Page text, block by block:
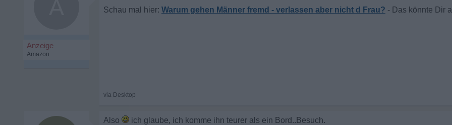
Warum gehen Männer fremd - verlassen aber nicht d Frau?
Also
ich glaube, ich komme ihn teurer als ein Bord..Besuch.